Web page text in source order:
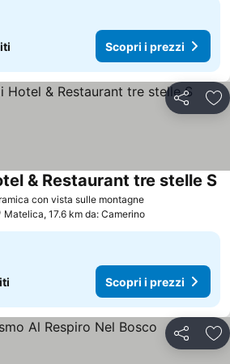
Scopri i prezzi
Condividi
con vista sulle montagne
& Restaurant tre stelle S
Matelica, 17.6 km da: Camerino
Scopri i prezzi
Condividi